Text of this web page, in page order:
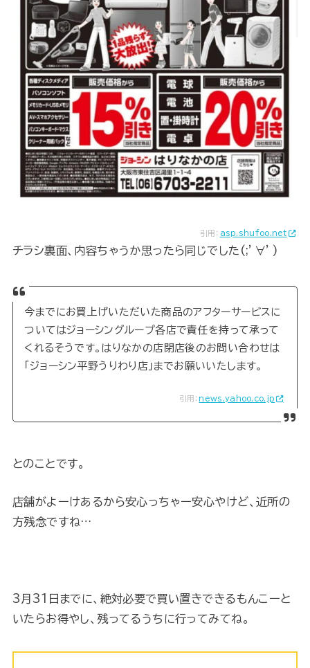
引用： asp.shufoo.net
チラシ裏面、内容ちゃうか思ったら同じでした(;’∀’)
今までにお買上げいただいた商品のアフターサービスに
ついてはジョーシングループ各店で責任を持って承って
くれるそうです。はりなかの店閉店後のお問い合わせは
「ジョーシン平野うりわり店」までお願いいたします。
引用：news.yahoo.co.jp
とのことです。
店舗がよーけあるから安心っちゃー安心やけど、近所の
方残念ですね…
3月31日までに、絶対必要で買い置きできるもんこーと
いたらお得やし、残ってるうちに行ってみてね。